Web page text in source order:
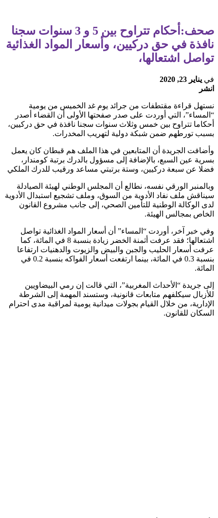
صحف:أحكام تتراوح بين 5 و 3 سنوات سجنا
نافذة في حق دركيين، وأسعار المواد الغذائية
تواصل اشتعالها،
في يناير 23, 2020
انشر
نستهل قراءة مقتطفات من جرائد يوم غد الخميس من يومية
“المساء”، التي أوردت على صدر صفحتها الأولى أن القضاء أصدر
أحكاما تتراوح بين خمس وثلاث سنوات سجنا نافذة في حق دركيين،
بسبب تورطهم ضمن شبكة دولية لتهريب المخدرات.
وأضافت الجريدة أن المتابعين في هذا الملف هم قبطان كان يعمل
بسرية عين السبع، بالإضافة إلى مسؤول بالدرك برتبة كومندار،
فضلا عن سبعة دركيين، وستة برتبتي مساعد ورقيب للدرك الملكي
وبالمنبر الورقي نفسه، نطالع أن المجلس الوطني لهيئة الصيادلة
سيناقش ملف نفاد الأدوية من السوق، وملف تشجيع استبدال الأدوية
لدى الوكالة الوطنية للتأمين الصحي، إلى جانب مشروع القانون
الخاص بمجالس الهيئة.
وفي خبر آخر، أوردت “المساء” أن أسعار المواد الغذائية تواصل
اشتعالها؛ فقد عرفت أثمنة الخضر زيادة بنسبة 8 في المائة، كما
عرفت أسعار الحليب والجبن والبيض والزيوت والدهنيات ارتفاعا
بنسبة 0.3 في المائة، بينما ارتفعت أسعار الفواكه بنسبة 0.2 في
المائة.
إلى جريدة “الأحداث المغربية”، التي قالت إن رمي البيضاويين
للأزبال سيكلفهم متابعات قانونية، وستسند المهمة إلى الشرطة
الإدارية، من خلال القيام بجولات ميدانية يومية لمراقبة مدى احترام
السكان للقانون.